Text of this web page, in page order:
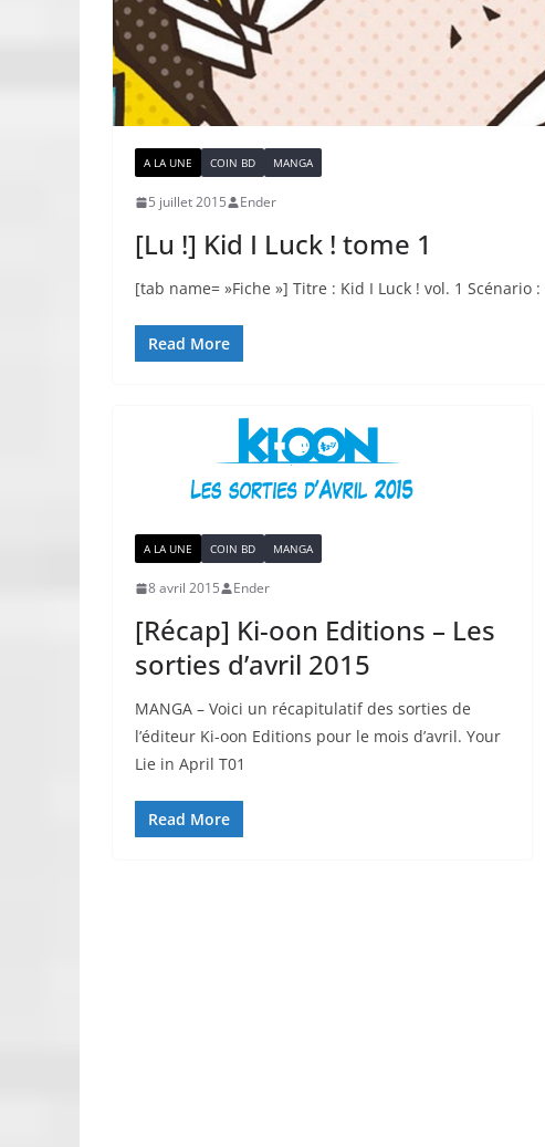
A LA UNE COIN BD MANGA
5 juillet 2015 Ender
[Lu !] Kid I Luck ! tome 1
[tab name= »Fiche »] Titre : Kid I Luck ! vol. 1 Scénario
Read More
A LA UNE COIN BD MANGA
8 avril 2015 Ender
[Récap] Ki-oon Editions – Les
sorties d’avril 2015
MANGA – Voici un récapitulatif des sorties de
l’éditeur Ki-oon Editions pour le mois d’avril. Your
Lie in April T01
Read More